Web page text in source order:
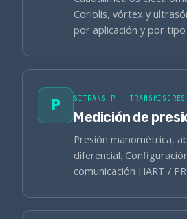
Coriolis, vórtex y
por aplicación y por
P SITRANS P ·
Medición de
Presión manométrica,
diferencial.
comunicación HART /